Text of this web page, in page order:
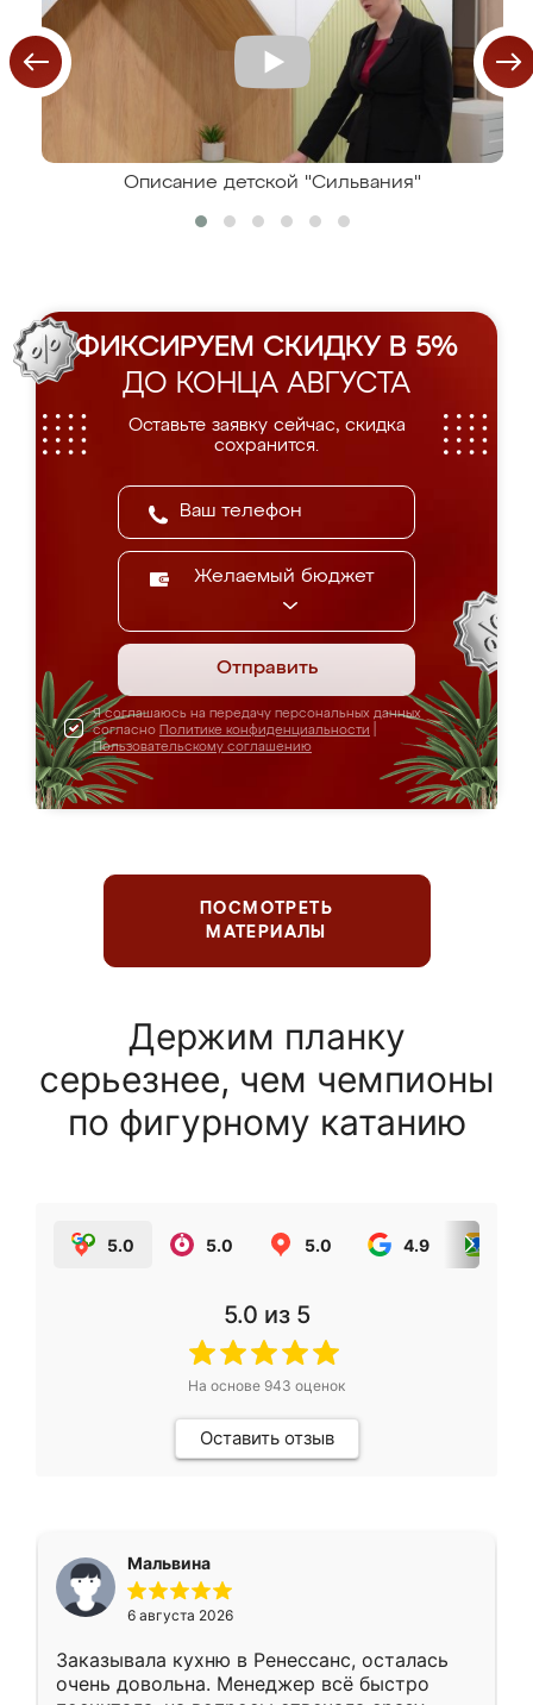
Описание детской "Сильвания"
ФИКСИРУЕМ СКИДКУ В 5%
ДО КОНЦА АВГУСТА
Оставьте заявку сейчас, скидка
сохранится.
Желаемый бюджет
Отправить
Я соглашаюсь на передачу персональных данных
согласно Политике конфиденциальности
Пользовательскому соглашению
ПОСМОТРЕТЬ
МАТЕРИАЛЫ
Держим планку
серьезнее, чем чемпионы
по фигурному катанию
5.0 5.0 5.0 4.9
5.0 из 5
На основе 943 оценок
Оставить отзыв
Мальвина
6 августа 2026
Заказывала кухню в Ренессанс, осталась
очень довольна. Менеджер всё быстро